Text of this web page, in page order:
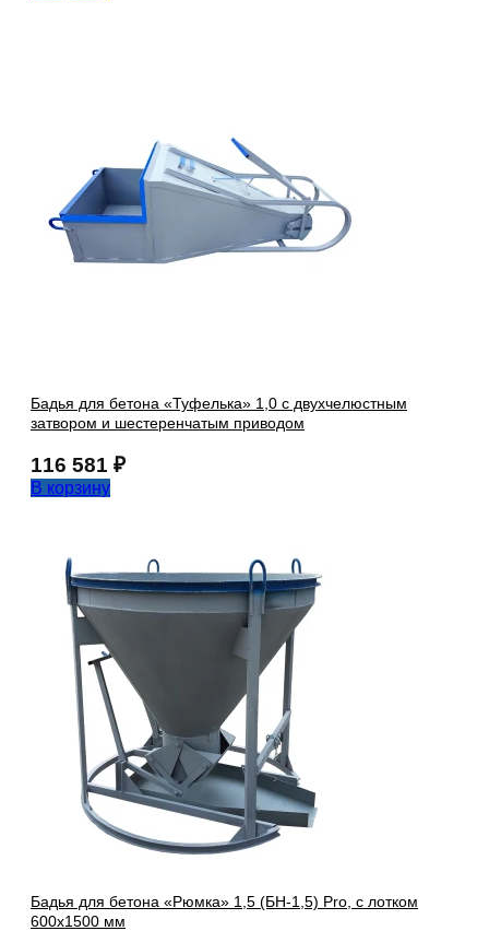
Бадья для бетона «Туфелька» 1,0 с двухчелюстным
затвором и шестеренчатым приводом
116 581 ₽
В корзину
Бадья для бетона «Рюмка» 1,5 (БН-1,5) Pro, с лотком
600х1500 мм